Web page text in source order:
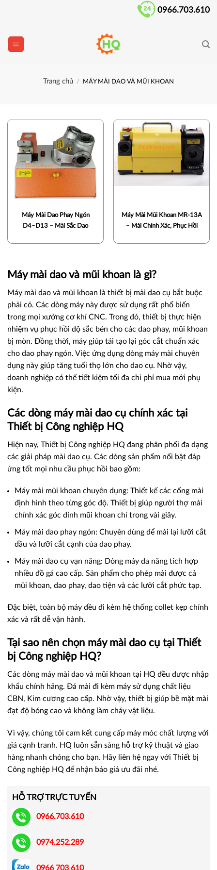
0966.703.610
Trang chủ / MÁY MÀI DAO VÀ MŨI KHOAN
Máy Mài Dao Phay Ngón
D4–D13 – Mài Sắc Dao
Máy Mài Mũi Khoan MR-13A
– Mài Chính Xác, Phục Hồi
Máy mài dao và mũi khoan là gì?
Máy mài dao và mũi khoan là thiết bị mài dao cụ bắt buộc
phải có. Các dòng máy này được sử dụng rất phổ biến
trong mọi xưởng cơ khí CNC. Trong đó, thiết bị thực hiện
nhiệm vụ phục hồi độ sắc bén cho các dao phay, mũi khoan
bị mòn. Đồng thời, máy giúp tái tạo lại góc cắt chuẩn xác
cho dao phay ngón. Việc ứng dụng dòng máy mài chuyên
dụng này giúp tăng tuổi thọ lớn cho dao cụ. Nhờ vậy,
doanh nghiệp có thể tiết kiệm tối đa chi phí mua mới phụ
kiện.
Các dòng máy mài dao cụ chính xác tại
Thiết bị Công nghiệp HQ
Hiện nay, Thiết bị Công nghiệp HQ đang phân phối đa dạng
các giải pháp mài dao cụ. Các dòng sản phẩm nổi bật đáp
ứng tốt mọi nhu cầu phục hồi bao gồm:
Máy mài mũi khoan chuyên dụng: Thiết kế các cổng mài
định hình theo từng góc độ. Thiết bị giúp người thợ mài
chính xác góc đỉnh mũi khoan chỉ trong vài giây.
Máy mài dao phay ngón: Chuyên dùng để mài lại lưỡi cắt
đầu và lưỡi cắt cạnh của dao phay.
Máy mài dao cụ vạn năng: Dòng máy đa năng tích hợp
nhiều đồ gá cao cấp. Sản phẩm cho phép mài được cả
mũi khoan, dao phay, dao tiện và các lưỡi cắt phức tạp.
Đặc biệt, toàn bộ máy đều đi kèm hệ thống collet kẹp chính
xác và rất dễ vận hành.
Tại sao nên chọn máy mài dao cụ tại Thiết
bị Công nghiệp HQ?
Các dòng máy mài dao và mũi khoan tại HQ đều được nhập
khẩu chính hãng. Đá mài đi kèm máy sử dụng chất liệu
CBN, Kim cương cao cấp. Nhờ vậy, thiết bị giúp bề mặt mài
đạt độ bóng cao và không làm cháy vật liệu.
Vì vậy, chúng tôi cam kết cung cấp máy móc chất lượng với
giá cạnh tranh. HQ luôn sẵn sàng hỗ trợ kỹ thuật và giao
hàng nhanh chóng cho bạn. Hãy liên hệ ngay với Thiết bị
Công nghiệp HQ để nhận báo giá ưu đãi nhé.
HỖ TRỢ TRỰC TUYẾN
0966.703.610
0974.252.289
0966 703 610